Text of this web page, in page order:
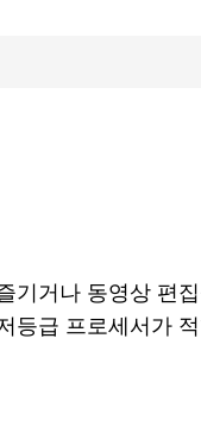
거나 동영상 편
등급 프로세서가